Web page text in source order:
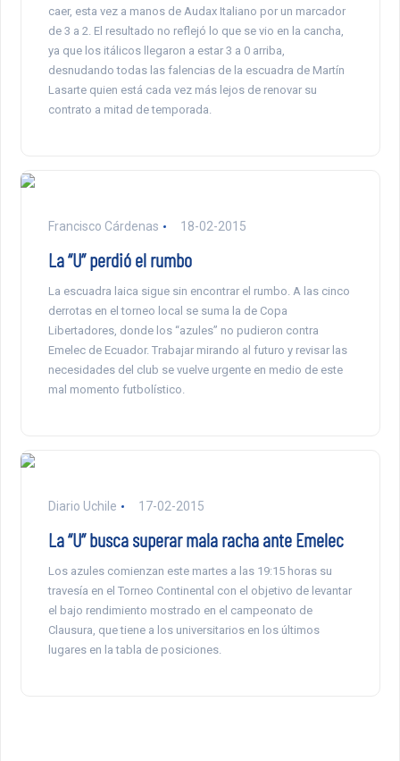
caer, esta vez a manos de Audax Italiano por un marcador
de 3 a 2. El resultado no reflejó lo que se vio en la cancha,
ya que los itálicos llegaron a estar 3 a 0 arriba,
desnudando todas las falencias de la escuadra de Martín
Lasarte quien está cada vez más lejos de renovar su
contrato a mitad de temporada.
Francisco Cárdenas 18-02-2015
La “U” perdió el rumbo
La escuadra laica sigue sin encontrar el rumbo. A las cinco
derrotas en el torneo local se suma la de Copa
Libertadores, donde los “azules” no pudieron contra
Emelec de Ecuador. Trabajar mirando al futuro y revisar las
necesidades del club se vuelve urgente en medio de este
mal momento futbolístico.
Diario Uchile 17-02-2015
La “U” busca superar mala racha ante Emelec
Los azules comienzan este martes a las 19:15 horas su
travesía en el Torneo Continental con el objetivo de levantar
el bajo rendimiento mostrado en el campeonato de
Clausura, que tiene a los universitarios en los últimos
lugares en la tabla de posiciones.